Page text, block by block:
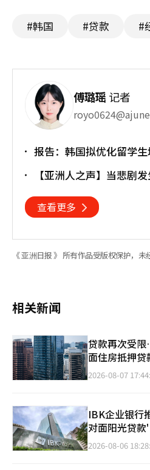
#韩国 #贷款 #
傅璐瑶 记者
报告：韩国拟优化留学
【亚洲人之声】当悲剧
查看更多
《 亚洲日报 》 所有作品受版权保护，未
相关新闻
贷款再次受
面住房抵押贷
2026-08-07
IBK企业银行
对面阳光贷
2026-08-06